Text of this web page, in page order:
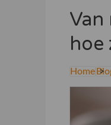
hoe
Home